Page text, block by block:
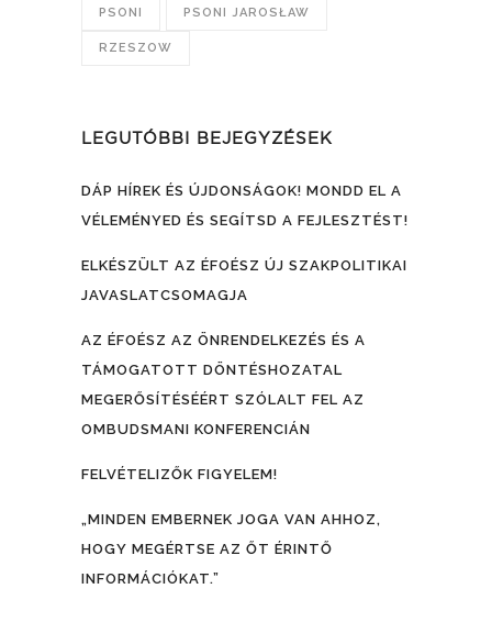
PSONI PSONI JAROSŁAW
RZESZOW
LEGUTÓBBI BEJEGYZÉSEK
DÁP HÍREK ÉS ÚJDONSÁGOK! MONDD EL A
VÉLEMÉNYED ÉS SEGÍTSD A FEJLESZTÉST!
ELKÉSZÜLT AZ ÉFOÉSZ ÚJ SZAKPOLITIKAI
JAVASLATCSOMAGJA
AZ ÉFOÉSZ AZ ÖNRENDELKEZÉS ÉS A
TÁMOGATOTT DÖNTÉSHOZATAL
MEGERŐSÍTÉSÉÉRT SZÓLALT FEL AZ
OMBUDSMANI KONFERENCIÁN
FELVÉTELIZŐK FIGYELEM!
„MINDEN EMBERNEK JOGA VAN AHHOZ,
HOGY MEGÉRTSE AZ ŐT ÉRINTŐ
INFORMÁCIÓKAT.”